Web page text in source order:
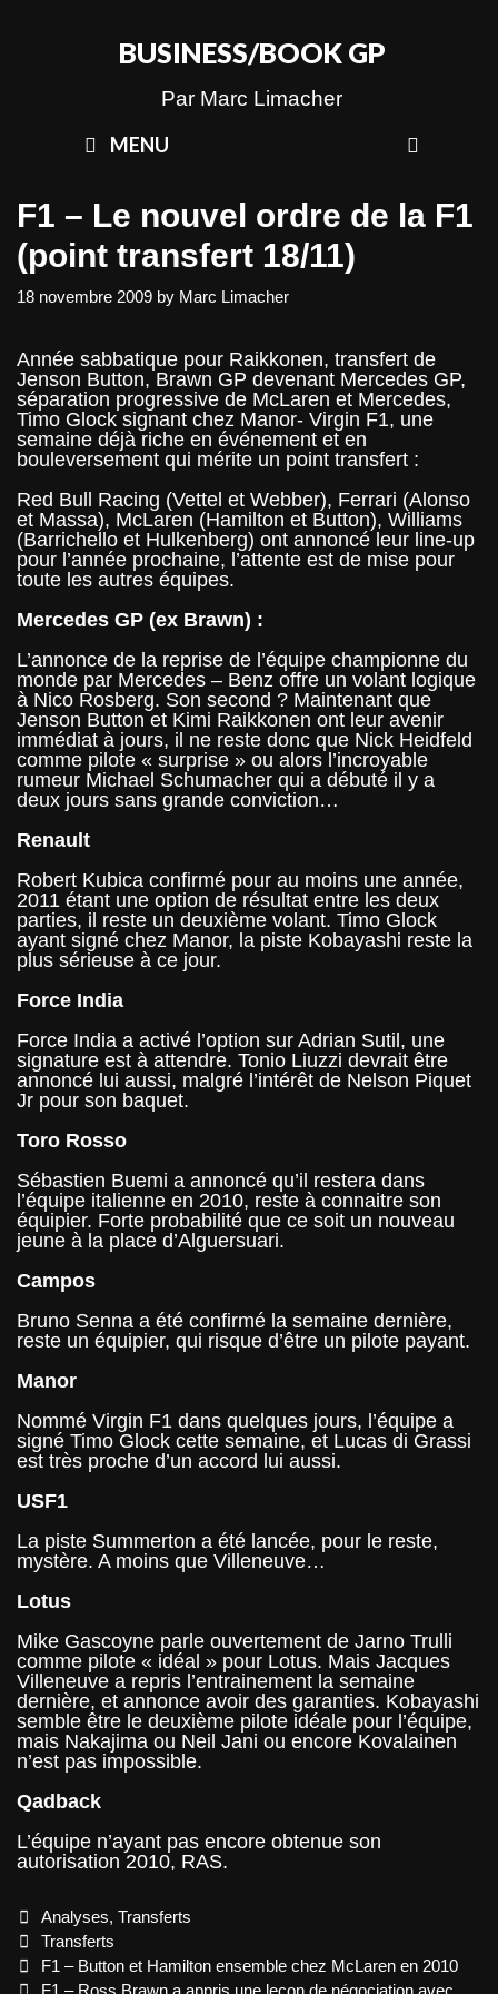
BUSINESS/BOOK GP
Par Marc Limacher
MENU
F1 – Le nouvel ordre de la F1
(point transfert 18/11)
18 novembre 2009 by Marc Limacher
Année sabbatique pour Raikkonen, transfert de
Jenson Button, Brawn GP devenant Mercedes GP,
séparation progressive de McLaren et Mercedes,
Timo Glock signant chez Manor- Virgin F1, une
semaine déjà riche en événement et en
bouleversement qui mérite un point transfert :
Red Bull Racing (Vettel et Webber), Ferrari (Alonso
et Massa), McLaren (Hamilton et Button), Williams
(Barrichello et Hulkenberg) ont annoncé leur line-up
pour l’année prochaine, l’attente est de mise pour
toute les autres équipes.
Mercedes GP (ex Brawn) :
L’annonce de la reprise de l’équipe championne du
monde par Mercedes – Benz offre un volant logique
à Nico Rosberg. Son second ? Maintenant que
Jenson Button et Kimi Raikkonen ont leur avenir
immédiat à jours, il ne reste donc que Nick Heidfeld
comme pilote « surprise » ou alors l’incroyable
rumeur Michael Schumacher qui a débuté il y a
deux jours sans grande conviction…
Renault
Robert Kubica confirmé pour au moins une année,
2011 étant une option de résultat entre les deux
parties, il reste un deuxième volant. Timo Glock
ayant signé chez Manor, la piste Kobayashi reste la
plus sérieuse à ce jour.
Force India
Force India a activé l’option sur Adrian Sutil, une
signature est à attendre. Tonio Liuzzi devrait être
annoncé lui aussi, malgré l’intérêt de Nelson Piquet
Jr pour son baquet.
Toro Rosso
Sébastien Buemi a annoncé qu’il restera dans
l’équipe italienne en 2010, reste à connaitre son
équipier. Forte probabilité que ce soit un nouveau
jeune à la place d’Alguersuari.
Campos
Bruno Senna a été confirmé la semaine dernière,
reste un équipier, qui risque d’être un pilote payant.
Manor
Nommé Virgin F1 dans quelques jours, l’équipe a
signé Timo Glock cette semaine, et Lucas di Grassi
est très proche d’un accord lui aussi.
USF1
La piste Summerton a été lancée, pour le reste,
mystère. A moins que Villeneuve…
Lotus
Mike Gascoyne parle ouvertement de Jarno Trulli
comme pilote « idéal » pour Lotus. Mais Jacques
Villeneuve a repris l’entrainement la semaine
dernière, et annonce avoir des garanties. Kobayashi
semble être le deuxième pilote idéale pour l’équipe,
mais Nakajima ou Neil Jani ou encore Kovalainen
n’est pas impossible.
Qadback
L’équipe n’ayant pas encore obtenue son
autorisation 2010, RAS.
Categories
Analyses,Transferts
Tags
Transferts
Post
navigation
F1 – Button et Hamilton ensemble chez McLaren en 2010